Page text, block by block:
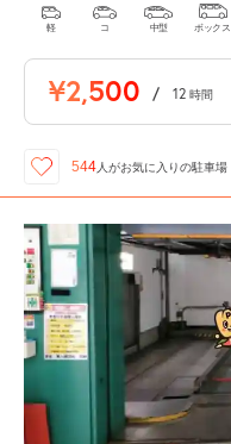
軽 コ 中型 ボックス
¥2,500 / 12 時間
544 人がお気に入りの駐車場